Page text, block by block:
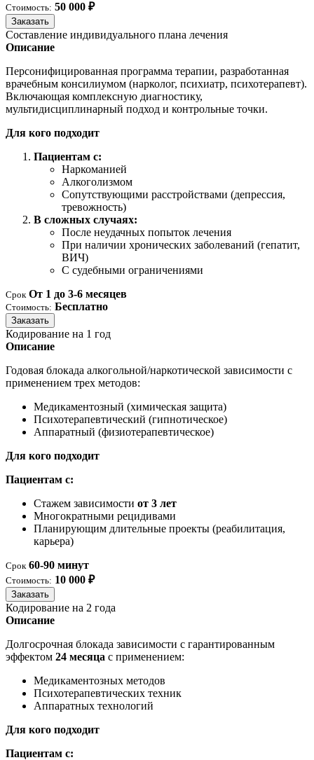
Стоимость: 50 000 ₽
Заказать
Составление индивидуального плана лечения
Описание
Персонифицированная программа терапии, разработанная
врачебным консилиумом (нарколог, психиатр, психотерапевт).
Включающая комплексную диагностику,
мультидисциплинарный подход и контрольные точки.
Для кого подходит
Пациентам с:
Наркоманией
Алкоголизмом
Сопутствующими расстройствами (депрессия,
тревожность)
В сложных случаях:
После неудачных попыток лечения
При наличии хронических заболеваний (гепатит,
ВИЧ)
С судебными ограничениями
Срок От 1 до 3-6 месяцев
Стоимость: Бесплатно
Заказать
Кодирование на 1 год
Описание
Годовая блокада алкогольной/наркотической зависимости с
применением трех методов:
Медикаментозный (химическая защита)
Психотерапевтический (гипнотическое)
Аппаратный (физиотерапевтическое)
Для кого подходит
Пациентам с:
Стажем зависимости от 3 лет
Многократными рецидивами
Планирующим длительные проекты (реабилитация,
карьера)
Срок 60-90 минут
Стоимость: 10 000 ₽
Заказать
Кодирование на 2 года
Описание
Долгосрочная блокада зависимости с гарантированным
эффектом 24 месяца с применением:
Медикаментозных методов
Психотерапевтических техник
Аппаратных технологий
Для кого подходит
Пациентам с: